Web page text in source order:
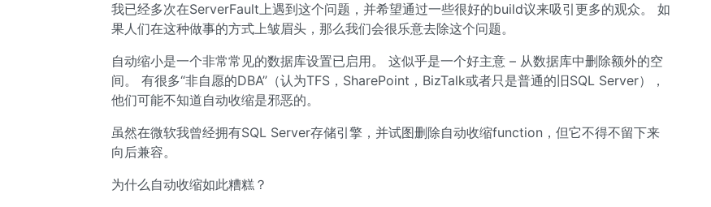
我已经多次在ServerFault上遇到这个问题，并希望通过一些很好的build议来吸引更多的观众。 如
果人们在这种做事的方式上皱眉头，那么我们会很乐意去除这个问题。
自动缩小是一个非常常见的数据库设置已启用。 这似乎是一个好主意 – 从数据库中删除额外的空
间。 有很多“非自愿的DBA”（认为TFS，SharePoint，BizTalk或者只是普通的旧SQL Server），
他们可能不知道自动收缩是邪恶的。
虽然在微软我曾经拥有SQL Server存储引擎，并试图删除自动收缩function，但它不得不留下来
向后兼容。
为什么自动收缩如此糟糕？